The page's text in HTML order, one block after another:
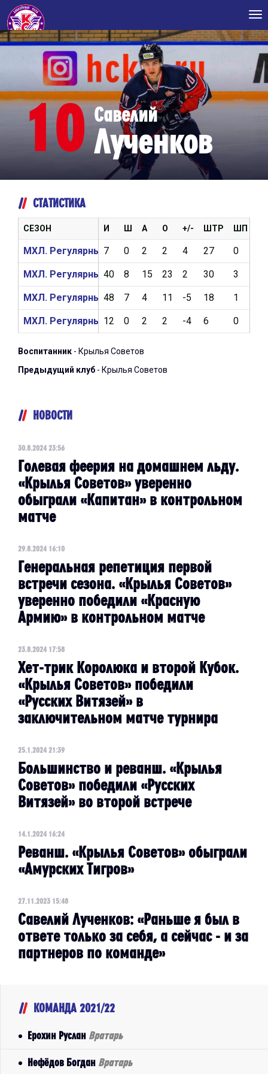
10 Савелий
Лученков
СТАТИСТИКА
И Ш А О +/- ШТР ШП
7 0 2 2 4 27 0
40 8 15 23 2 30 3
48 7 4 11 -5 18 1
12 0 2 2 -4 6 0
СЕЗОН
МХЛ. Регулярный чемпионат 2024/2025
МХЛ. Регулярный чемпионат 2023/2024
МХЛ. Регулярный чемпионат 2022/2023
МХЛ. Регулярный чемпионат 2021/2022
Воспитанник - Крылья Советов
Предыдущий клуб - Крылья Советов
НОВОСТИ
30.8.2024 23:56
Голевая феерия на домашнем льду.
«Крылья Советов» уверенно
обыграли «Капитан» в контрольном
матче
29.8.2024 16:10
Генеральная репетиция первой
встречи сезона. «Крылья Советов»
уверенно победили «Красную
Армию» в контрольном матче
23.8.2024 17:58
Хет-трик Королюка и второй Кубок.
«Крылья Советов» победили
«Русских Витязей» в
заключительном матче турнира
25.1.2024 21:39
Большинство и реванш. «Крылья
Советов» победили «Русских
Витязей» во второй встрече
14.1.2024 16:24
Реванш. «Крылья Советов» обыграли
«Амурских Тигров»
27.11.2023 15:48
Савелий Лученков: «Раньше я был в
ответе только за себя, а сейчас - и за
партнеров по команде»
КОМАНДА 2021/22
Ерохин Руслан Вратарь
Нефёдов Богдан Вратарь